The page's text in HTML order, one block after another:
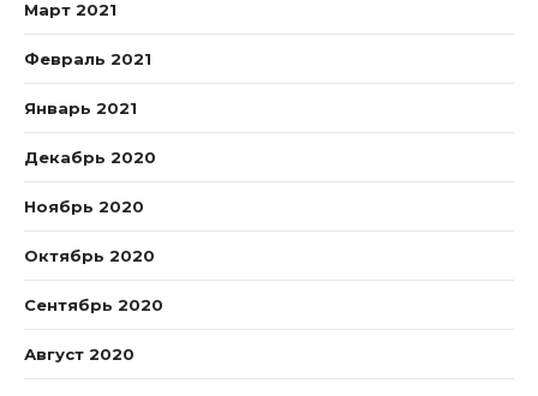
Март 2021
Февраль 2021
Январь 2021
Декабрь 2020
Ноябрь 2020
Октябрь 2020
Сентябрь 2020
Август 2020